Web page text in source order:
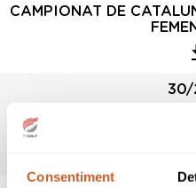
Consentiment
CAMPIONAT DE
30/
Actualización de